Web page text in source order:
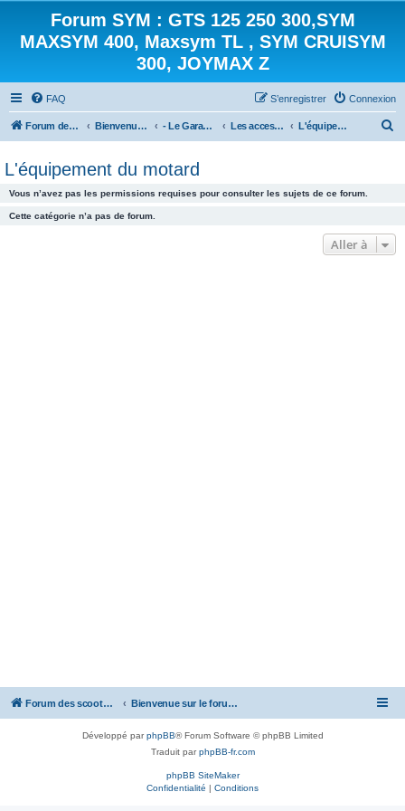
Forum SYM : GTS 125 250 300,SYM
MAXSYM 400, Maxsym TL , SYM CRUISYM
300, JOYMAX Z
FAQ Connexion
S’enregistrer
Forum des scooters SYM - GTS -MAXSYM - CRUISYM - JOYMAX - Maxsym TL Bienvenue sur le forum des scooters de la gamme SYM - Le Garage - Les accessoires L'équipement du motard
r
c
L'équipement du motard
Vous n’avez pas les permissions requises pour consulter les sujets de ce forum.
Cette catégorie n’a pas de forum.
Aller à
Forum des scooters SYM - GTS -MAXSYM - CRUISYM - JOYMAX - Maxsym TL Bienvenue sur le forum des scooters de la gamme SYM
Développé parphpBB® Forum Software © phpBB Limited
Traduit parphpBB-fr.com
phpBB SiteMaker
Confidentialité | Conditions